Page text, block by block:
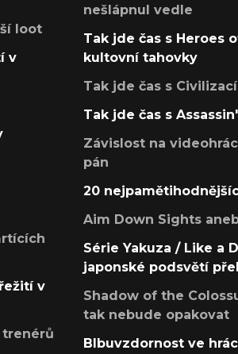
loot
v
v
trenérů
nešlápnul vedle
Tak jde čas s Heroes
kultovní tahovky
Tak jde čas s
Tak jde čas s
Závislost na
pán
20
Aim Down Sights
Série Yakuza / Like a
japonské podsvětí
Shadow of the
tak nebude opakovat
Blbuvzdornost ve